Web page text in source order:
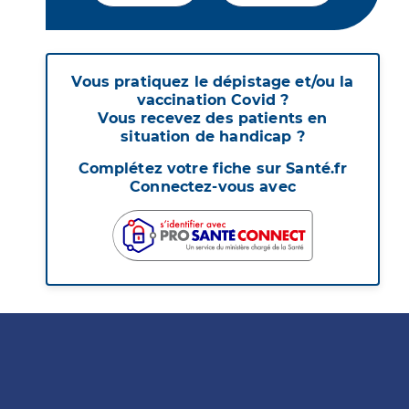
Vous pratiquez le dépistage et/ou la
vaccination Covid ?
Vous recevez des patients en
situation de handicap ?
Complétez votre fiche sur Santé.fr
Connectez-vous avec